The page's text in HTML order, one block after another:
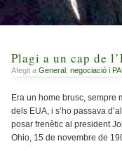
Plagi a un cap de
Afegit a General negociació i
Era un home brusc, sempre
dels EUA, i s’ho passava
posar frenètic al president
Ohio, 15 de novembre de